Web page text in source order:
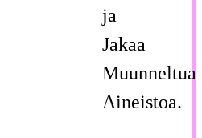
ja
Jakaa
Muunneltua
Aineistoa.